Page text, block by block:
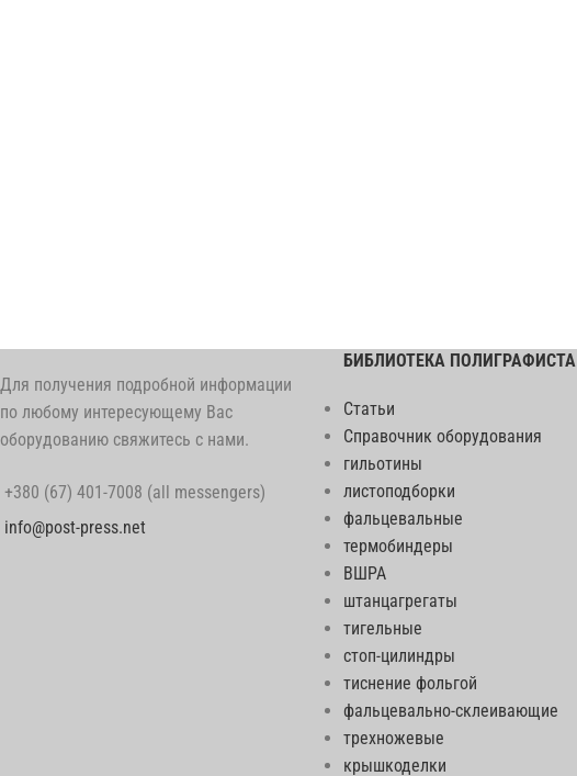
Для получения подробной информации
по любому интересующему Вас
оборудованию свяжитесь с нами.
+380 (67) 401-7008 (all messengers)
info@post-press.net
БИБЛИОТЕКА ПОЛИГРАФИСТА
Статьи
Справочник оборудования
гильотины
листоподборки
фальцевальные
термобиндеры
ВШРА
штанцагрегаты
тигельные
стоп-цилиндры
тиснение фольгой
фальцевально-склеивающие
трехножевые
крышкоделки